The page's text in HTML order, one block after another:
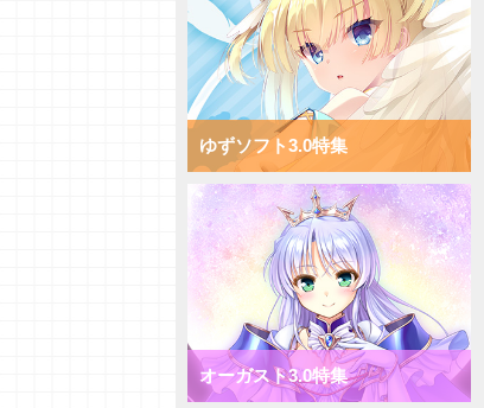
【デッキ紹介】AP強化で速攻勝
負！ ま～まれぇど1.0 ミックス
日単デッキ
【デッキ紹介】大量コストで圧
倒！ ま～まれぇど1.0 ミックス
宙単デッキ
【デッキ紹介】能力値強化で一点
突破！ ま～まれぇど1.0 ミック
ス花単デッキ
【デッキ紹介】エリアの大量配置
で能力値操作！ ま～まれぇど
1.0 ミックス月単デッキ
【デッキ紹介】相手のキャラを破
棄して強化！ ま～まれぇど1.0
ミックス雪単デッキ
【初心者向けVol.36】それぞれの
カード種類についてご紹介！
ゆずソフト3.0特集
オーガスト3.0特集